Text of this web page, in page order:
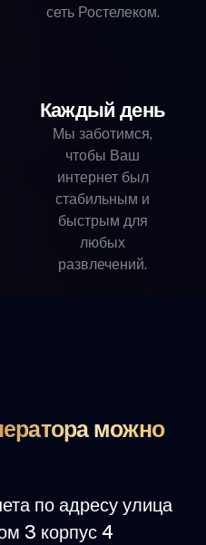
сеть Ростелеком.
Каждый день
Мы заботимся,
чтобы Ваш
интернет был
стабильным и
быстрым для
любых
развлечений.
можно
по адресу улица
3 корпус 4